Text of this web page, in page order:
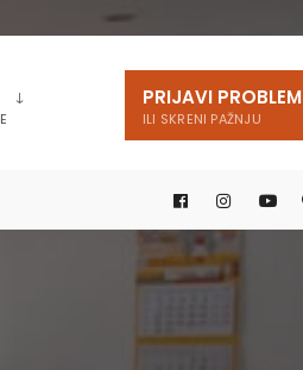
PRIJAVI PROBLEM
ILI SKRENI PAŽNJU